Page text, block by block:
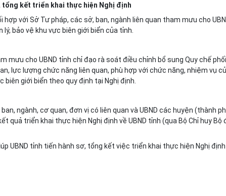
tổng kết triển khai thực hiện Nghị định
hợp với Sở Tư pháp, các sở, ban, ngành liên quan tham mưu cho
bảo vệ khu vực biên giới biển của tỉnh.
mưu cho UBND tỉnh chỉ đạo rà soát điều chỉnh bổ sung Quy chế phối
lực lượng chức năng liên quan, phù hợp với chức năng, nhiệm vụ
giới biển theo quy định tại Nghị định.
ngành, cơ quan, đơn vị có liên quan và UBND các huyện (thành ph
quả triển khai thực hiện Nghị định về UBND tỉnh (qua Bộ Chỉ huy Bộ
UBND tỉnh tiến hành sơ, tổng kết việc triển khai thực hiện Nghị định